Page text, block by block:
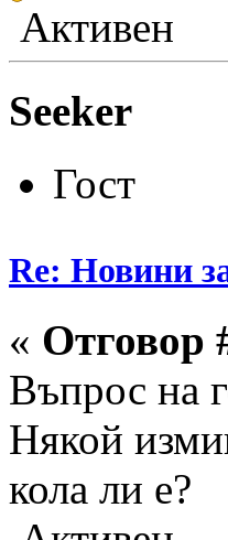
Активен
Seeker
Гост
Re: Новини
« Отговор
Въпрос на
Някой
кола ли е?